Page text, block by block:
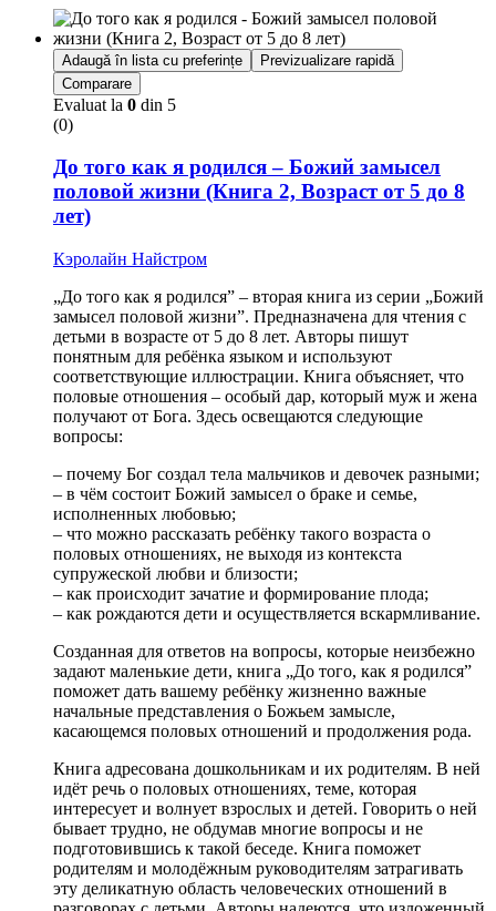
Adaugă în lista cu preferințe
Previzualizare rapidă
Comparare
Evaluat la 0 din 5
(0)
До того как я родился – Божий замысел
половой жизни (Книга 2, Возраст от 5 до 8
лет)
Кэролайн Найстром
„До того как я родился” – вторая книга из серии „Божий
замысел половой жизни”. Предназначена для чтения с
детьми в возрасте от 5 до 8 лет. Авторы пишут
понятным для ребёнка языком и используют
соответствующие иллюстрации. Книга объясняет, что
половые отношения – особый дар, который муж и жена
получают от Бога. Здесь освещаются следующие
вопросы:
– почему Бог создал тела мальчиков и девочек разными;
– в чём состоит Божий замысел о браке и семье,
исполненных любовью;
– что можно рассказать ребёнку такого возраста о
половых отношениях, не выходя из контекста
супружеской любви и близости;
– как происходит зачатие и формирование плода;
– как рождаются дети и осуществляется вскармливание.
Созданная для ответов на вопросы, которые неизбежно
задают маленькие дети, книга „До того, как я родился”
поможет дать вашему ребёнку жизненно важные
начальные представления о Божьем замысле,
касающемся половых отношений и продолжения рода.
Книга адресована дошкольникам и их родителям. В ней
идёт речь о половых отношениях, теме, которая
интересует и волнует взрослых и детей. Говорить о ней
бывает трудно, не обдумав многие вопросы и не
подготовившись к такой беседе. Книга поможет
родителям и молодёжным руководителям затрагивать
эту деликатную область человеческих отношений в